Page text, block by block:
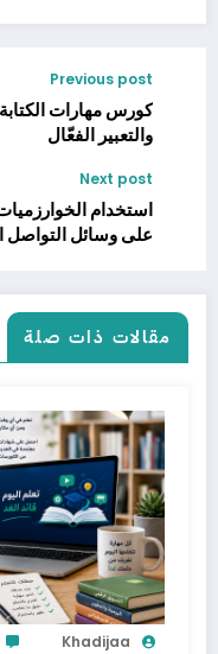
Previous post
كورس مهارات الكتابة
والتعبير الفعّال
Next post
استخدام
على وسائل التواصل
مقالات ذات صلة
Khadijaa